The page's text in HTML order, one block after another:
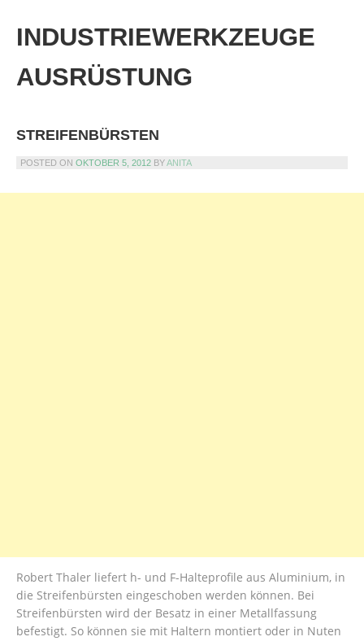
content
INDUSTRIEWERKZEUGE
AUSRÜSTUNG
STREIFENBÜRSTEN
POSTED ON OKTOBER 5, 2012 BYANITA
Robert Thaler liefert h- und F-Halteprofile aus Aluminium, in
die Streifenbürsten eingeschoben werden können. Bei
Streifenbürsten wird der Besatz in einer Metallfassung
befestigt. So können sie mit Haltern montiert oder in Nuten